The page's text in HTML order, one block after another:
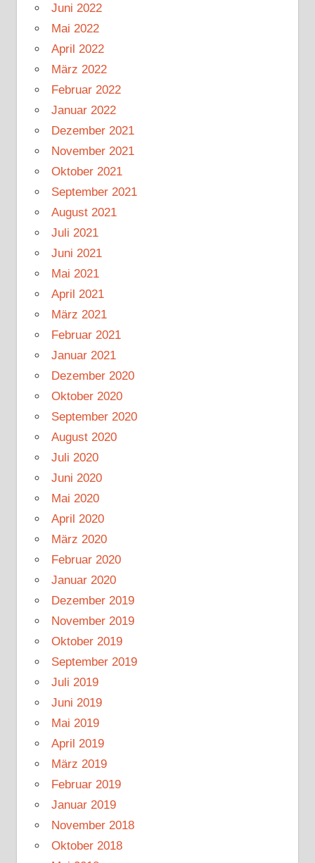
Juni 2022
Mai 2022
April 2022
März 2022
Februar 2022
Januar 2022
Dezember 2021
November 2021
Oktober 2021
September 2021
August 2021
Juli 2021
Juni 2021
Mai 2021
April 2021
März 2021
Februar 2021
Januar 2021
Dezember 2020
Oktober 2020
September 2020
August 2020
Juli 2020
Juni 2020
Mai 2020
April 2020
März 2020
Februar 2020
Januar 2020
Dezember 2019
November 2019
Oktober 2019
September 2019
Juli 2019
Juni 2019
Mai 2019
April 2019
März 2019
Februar 2019
Januar 2019
November 2018
Oktober 2018